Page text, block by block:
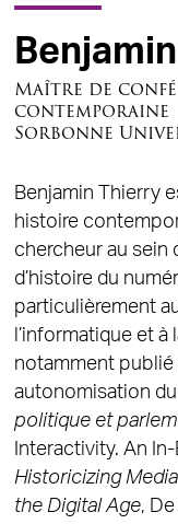
Fil d'Ariane
Maître de
contemporaine
Sorbonne
Benjamin Thierry
histoire
chercheur au sein
d’histoire du
particulièrement
l’informatique et à
notamment publié
autonomisation du
politique et
Interactivity. An
Historicizing
the Digital Age,